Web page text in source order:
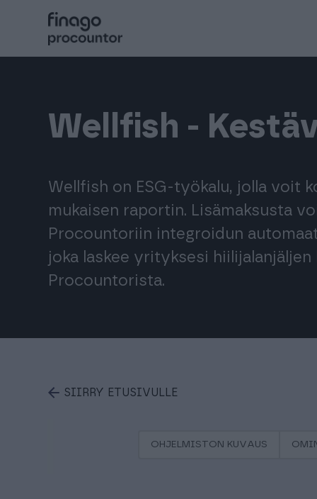
sisältöön
Wellfish -
Wellfish on ESG-työkalu, jolla voit
mukaisen raportin. Lisämaksusta
Procountoriin integroidun
joka laskee yrityksesi hiilijalanjäljen
Procountorista.
SIIRRY ETUSIVULLE
OHJELMISTON KUVAUS
Sopimuskone
Allekirjoitus